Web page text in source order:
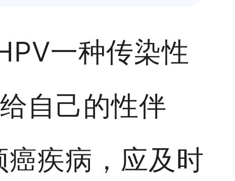
一种传染性
自己的性伴
疾病，应及时